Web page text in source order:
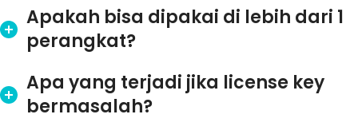
Apakah bisa dipakai di lebih dari 1
perangkat?
Apa yang terjadi jika license key
bermasalah?